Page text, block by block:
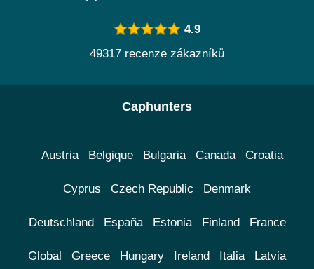
4.9
49317 recenze zákazníků
Caphunters
Austria Belgique Bulgaria Canada Croatia
Cyprus Czech Republic Denmark
Deutschland España Estonia Finland France
Global Greece Hungary Ireland Italia Latvia